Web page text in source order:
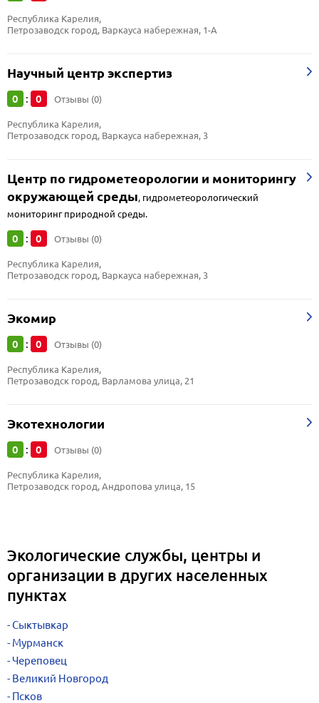
Республика Карелия,
Петрозаводск город, Варкауса набережная, 1-А
Научный центр экспертиз
0 : 0 Отзывы (0)
Республика Карелия,
Петрозаводск город, Варкауса набережная, 3
Центр по гидрометеорологии и мониторингу
окружающей среды, гидрометеорологический
мониторинг природной среды.
0 : 0 Отзывы (0)
Республика Карелия,
Петрозаводск город, Варкауса набережная, 3
Экомир
0 : 0 Отзывы (0)
Республика Карелия,
Петрозаводск город, Варламова улица, 21
Экотехнологии
0 : 0 Отзывы (0)
Республика Карелия,
Петрозаводск город, Андропова улица, 15
Экологические службы, центры и
организации в других населенных
пунктах
Сыктывкар
Мурманск
Череповец
Великий Новгород
Псков